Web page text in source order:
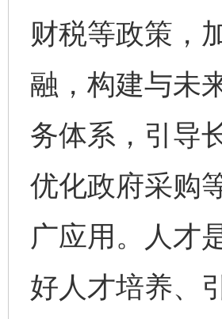
财税等政策，
融，构建与未
务体系，引导
优化政府采购
广应用。人才
好人才培养、